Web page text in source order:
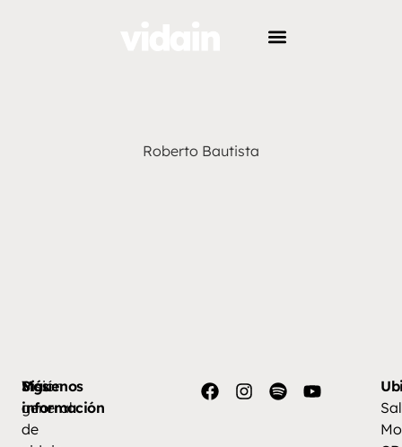
Roberto Bautista
Más
información
Visión
general
de
Síguenos